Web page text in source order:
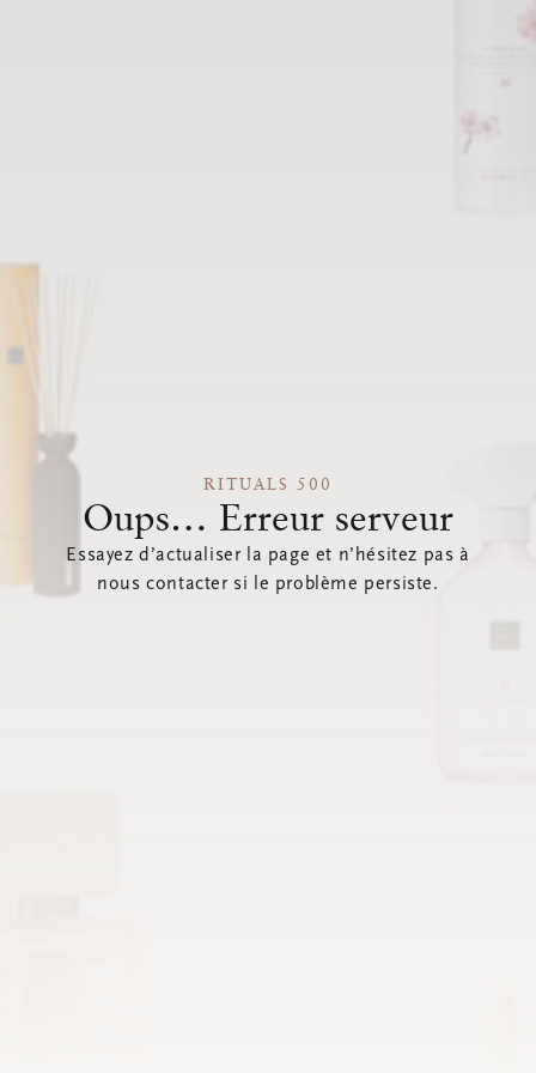
RITUALS 500
Oups… Erreur serveur
Essayez d’actualiser la page et n’hésitez pas à
nous contacter si le problème persiste.